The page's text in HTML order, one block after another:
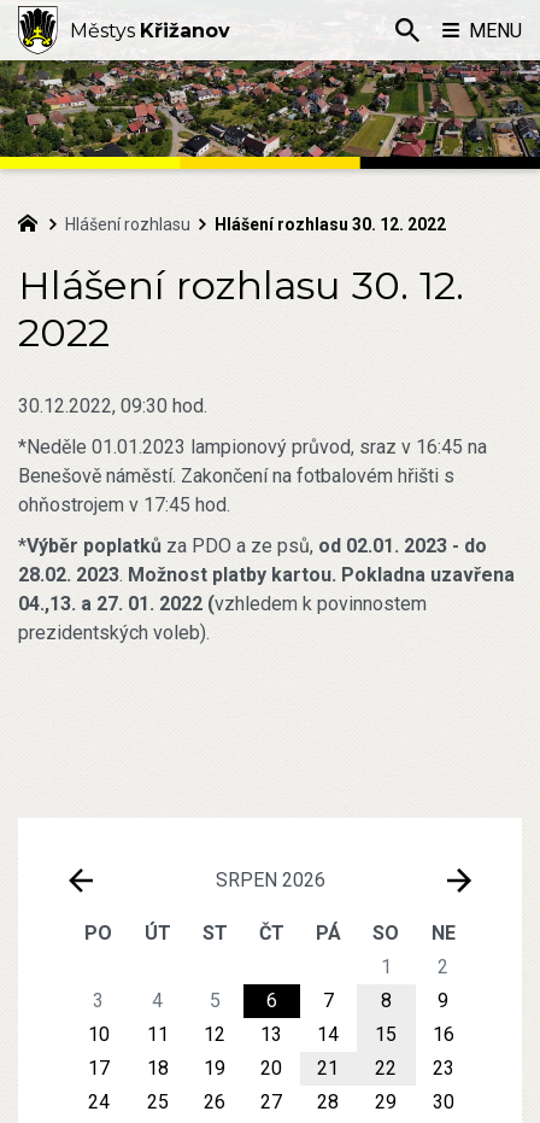
SRPEN 2026
PO ÚT ST ČT PÁ SO
NE
1
2
3
4 5 6 7 8
9
10
11 12 13 14 15
16
17
18 19 20 21 22
23
24
25 26 27 28 29
30
Hlášení rozhlasu Hlášení rozhlasu 30. 12. 2022
Hlášení rozhlasu 30. 12.
2022
30.12.2022, 09:30 hod.
*Neděle 01.01.2023 lampionový průvod, sraz v 16:45 na
Benešově náměstí. Zakončení na fotbalovém hřišti s
ohňostrojem v 17:45 hod.
*Výběr poplatků za PDO a ze psů, od 02.01. 2023 - do
28.02. 2023. Možnost platby kartou. Pokladna uzavřena
04.,13. a 27. 01. 2022 (vzhledem k povinnostem
prezidentských voleb).
Městys Křižanov MENU